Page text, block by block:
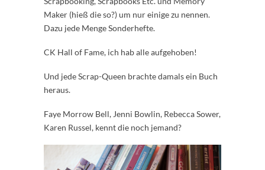
Maker (hieß die so?) um nur einige zu nennen.
Dazu jede Menge Sonderhefte.
CK Hall of Fame, ich hab alle aufgehoben!
Und jede Scrap-Queen brachte damals ein Buch
heraus.
Faye Morrow Bell, Jenni Bowlin, Rebecca Sower,
Karen Russel, kennt die noch jemand?